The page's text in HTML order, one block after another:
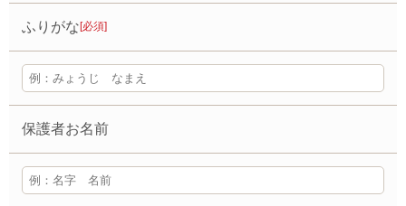
ふりがな [必須]
保護者お名前